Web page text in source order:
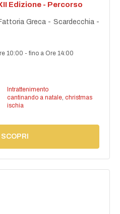
Edizione - Percorso
Greca - Scardecchia -
10:00 -fino a Ore 14:00
Intrattenimento
cantinando a natale, christmas
ischia
SCOPRI